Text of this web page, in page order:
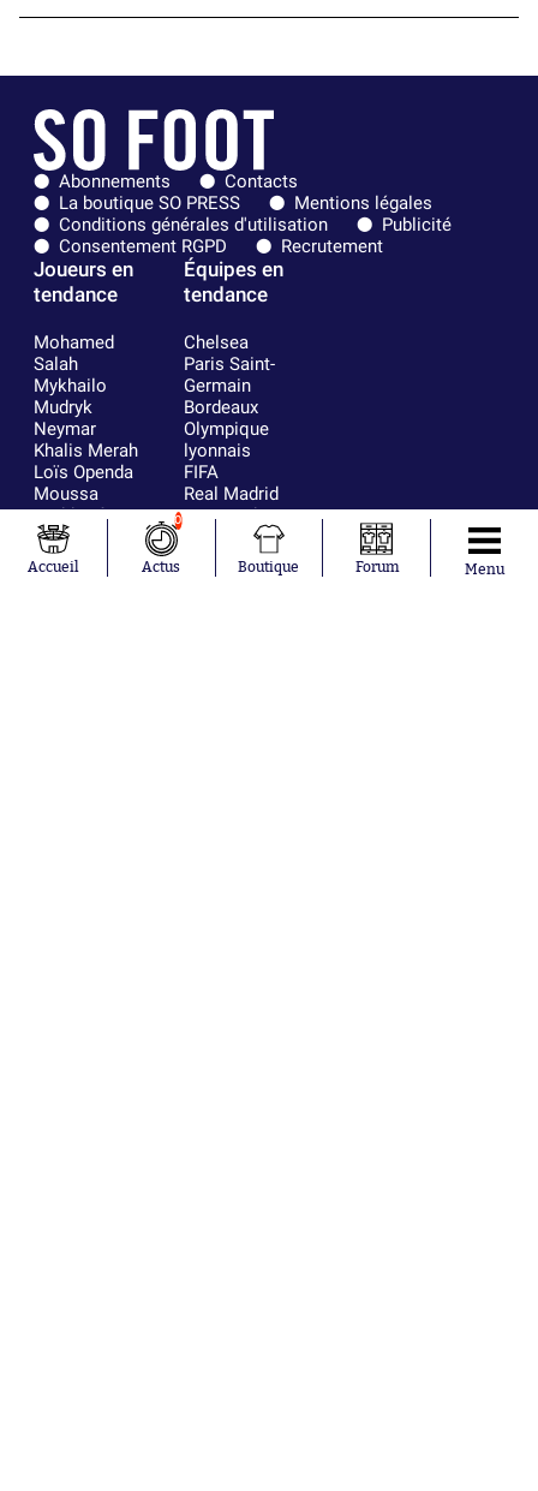
Abonnements
Contacts
La boutique SO PRESS
Mentions légales
Conditions générales d'utilisation
Publicité
Consentement RGPD
Recrutement
Joueurs en
tendance
Mohamed
Salah
Mykhailo
Mudryk
Neymar
Khalis Merah
Loïs Openda
Moussa
Niakhaté
Nicolás
Tagliafico
Pavel Šulc
Équipes en
tendance
Chelsea
Paris Saint-
Germain
Bordeaux
Olympique
lyonnais
FIFA
Real Madrid
RC Strasbourg
AC Milan
RC Lens
Accueil
0
Actus Boutique Forum Menu